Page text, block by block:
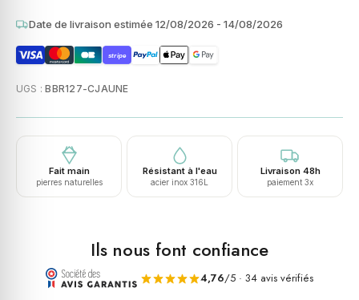
Bracelet
acier
perles
heishi
jaspe
jaune
Date de livraison estimée 12/08/2026 - 14/08/2026
stripe
UGS :BBR127-CJAUNE
Fait main
pierres naturelles
Résistant à l'eau
acier inox 316L
Livraison 48h
paiement 3x
Ils nous font confiance
4,76/5 · 34 avis vérifiés